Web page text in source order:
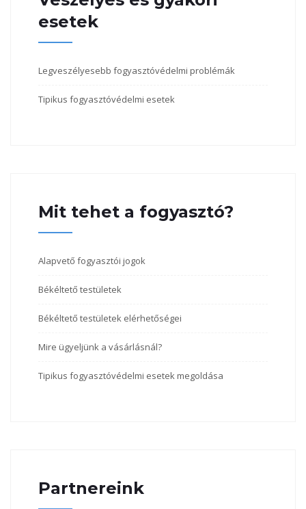
esetek
Legveszélyesebb fogyasztóvédelmi problémák
Tipikus fogyasztóvédelmi esetek
Mit tehet a fogyasztó?
Alapvető fogyasztói jogok
Békéltető testületek
Békéltető testületek elérhetőségei
Mire ügyeljünk a vásárlásnál?
Tipikus fogyasztóvédelmi esetek megoldása
Partnereink